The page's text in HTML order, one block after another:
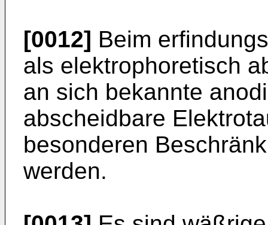
[0012] Beim
als elektrophoretisch
an sich bekannte
abscheidbare
besonderen
werden.